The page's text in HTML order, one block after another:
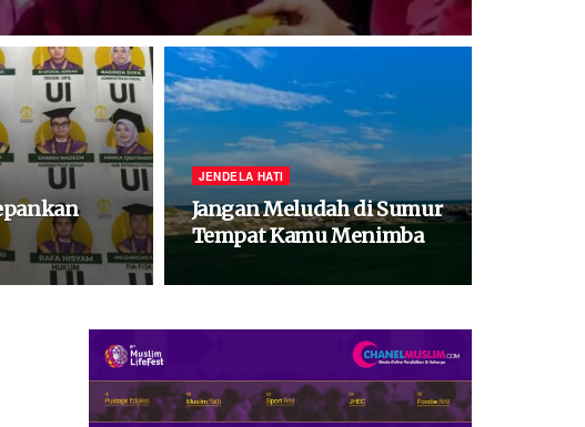
JENDELA HATI
Jangan Meludah di Sumur
Tempat Kamu Menimba